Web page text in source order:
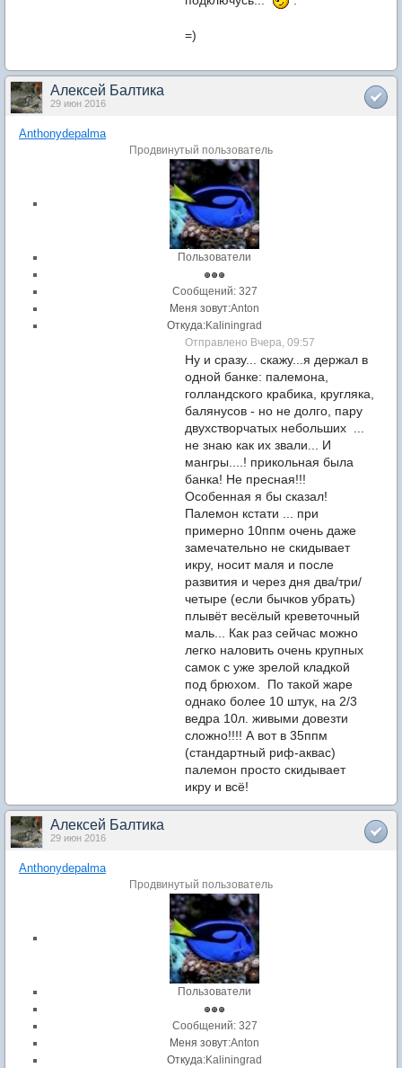
=)
Алексей Балтика
29 июн 2016
Anthonydepalma
Продвинутый пользователь
Пользователи
Cообщений: 327
Меня зовут:Anton
Откуда:Kaliningrad
Отправлено Вчера, 09:57
Ну и сразу... скажу...я держал в
одной банке: палемона,
голландского крабика, кругляка,
балянусов - но не долго, пару
двухстворчатых небольших ...
не знаю как их звали... И
мангры....! прикольная была
банка! Не пресная!!!
Особенная я бы сказал!
Палемон кстати ... при
примерно 10ппм очень даже
замечательно не скидывает
икру, носит маля и после
развития и через дня два/три/
четыре (если бычков убрать)
плывёт весёлый креветочный
маль... Как раз сейчас можно
легко наловить очень крупных
самок с уже зрелой кладкой
под брюхом. По такой жаре
однако более 10 штук, на 2/3
ведра 10л. живыми довезти
сложно!!!! А вот в 35ппм
(стандартный риф-аквас)
палемон просто скидывает
икру и всё!
Алексей Балтика
29 июн 2016
Anthonydepalma
Продвинутый пользователь
Пользователи
Cообщений: 327
Меня зовут:Anton
Откуда:Kaliningrad